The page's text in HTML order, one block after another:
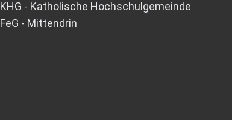
KHG - Katholische Hochschulgemeinde
FeG - Mittendrin